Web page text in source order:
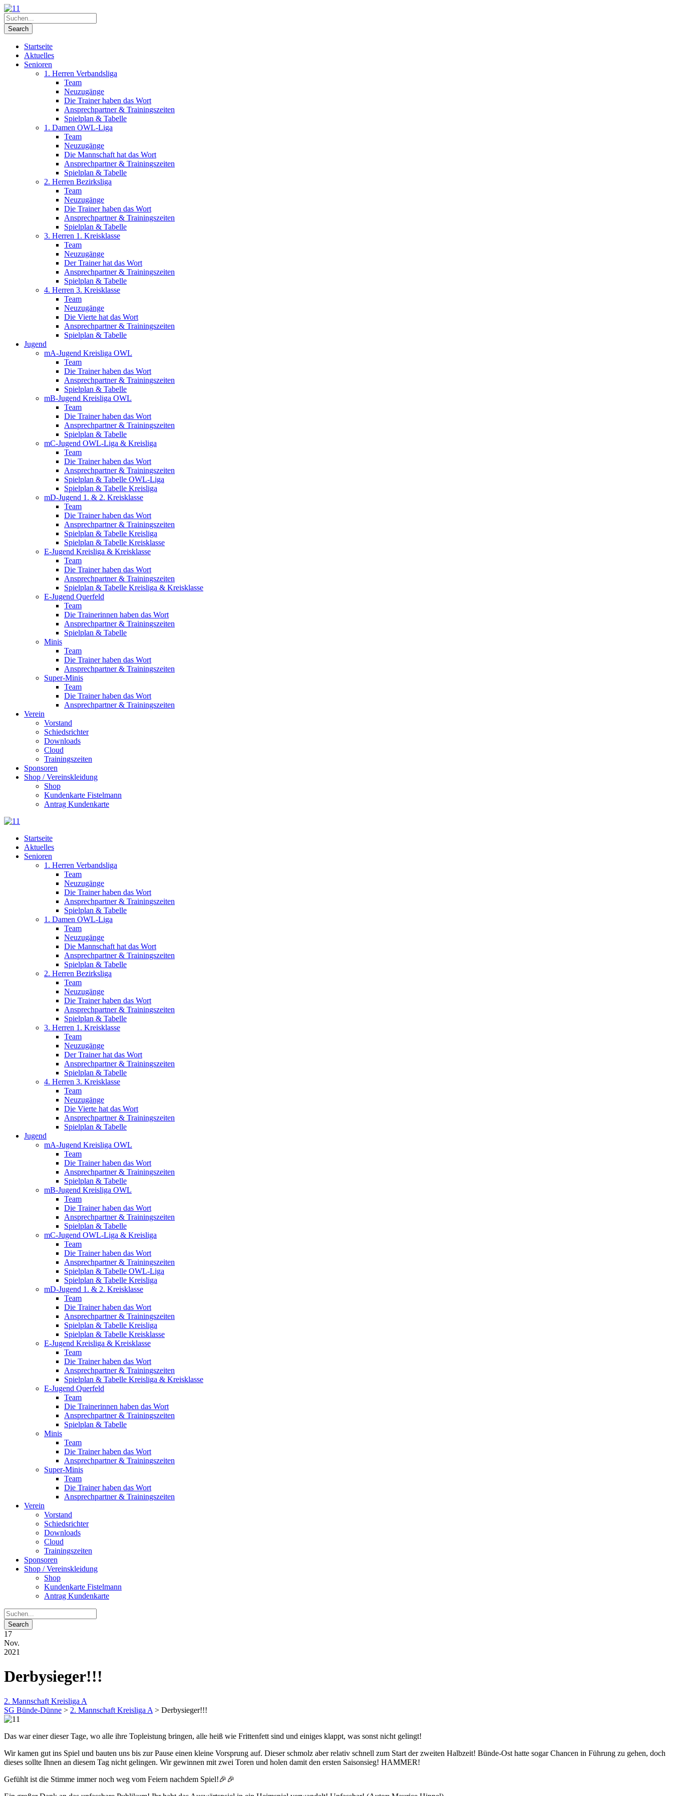
Startseite
Aktuelles
Senioren
1. Herren Verbandsliga
Team
Neuzugänge
Die Trainer haben das Wort
Ansprechpartner & Trainingszeiten
Spielplan & Tabelle
1. Damen OWL-Liga
Team
Neuzugänge
Die Mannschaft hat das Wort
Ansprechpartner & Trainingszeiten
Spielplan & Tabelle
2. Herren Bezirksliga
Team
Neuzugänge
Die Trainer haben das Wort
Ansprechpartner & Trainingszeiten
Spielplan & Tabelle
3. Herren 1. Kreisklasse
Team
Neuzugänge
Der Trainer hat das Wort
Ansprechpartner & Trainingszeiten
Spielplan & Tabelle
4. Herren 3. Kreisklasse
Team
Neuzugänge
Die Vierte hat das Wort
Ansprechpartner & Trainingszeiten
Spielplan & Tabelle
Jugend
mA-Jugend Kreisliga OWL
Team
Die Trainer haben das Wort
Ansprechpartner & Trainingszeiten
Spielplan & Tabelle
mB-Jugend Kreisliga OWL
Team
Die Trainer haben das Wort
Ansprechpartner & Trainingszeiten
Spielplan & Tabelle
mC-Jugend OWL-Liga & Kreisliga
Team
Die Trainer haben das Wort
Ansprechpartner & Trainingszeiten
Spielplan & Tabelle OWL-Liga
Spielplan & Tabelle Kreisliga
mD-Jugend 1. & 2. Kreisklasse
Team
Die Trainer haben das Wort
Ansprechpartner & Trainingszeiten
Spielplan & Tabelle Kreisliga
Spielplan & Tabelle Kreisklasse
E-Jugend Kreisliga & Kreisklasse
Team
Die Trainer haben das Wort
Ansprechpartner & Trainingszeiten
Spielplan & Tabelle Kreisliga & Kreisklasse
E-Jugend Querfeld
Team
Die Trainerinnen haben das Wort
Ansprechpartner & Trainingszeiten
Spielplan & Tabelle
Minis
Team
Die Trainer haben das Wort
Ansprechpartner & Trainingszeiten
Super-Minis
Team
Die Trainer haben das Wort
Ansprechpartner & Trainingszeiten
Verein
Vorstand
Schiedsrichter
Downloads
Cloud
Trainingszeiten
Sponsoren
Shop / Vereinskleidung
Shop
Kundenkarte Fistelmann
Antrag Kundenkarte
Startseite
Aktuelles
Senioren
1. Herren Verbandsliga
Team
Neuzugänge
Die Trainer haben das Wort
Ansprechpartner & Trainingszeiten
Spielplan & Tabelle
1. Damen OWL-Liga
Team
Neuzugänge
Die Mannschaft hat das Wort
Ansprechpartner & Trainingszeiten
Spielplan & Tabelle
2. Herren Bezirksliga
Team
Neuzugänge
Die Trainer haben das Wort
Ansprechpartner & Trainingszeiten
Spielplan & Tabelle
3. Herren 1. Kreisklasse
Team
Neuzugänge
Der Trainer hat das Wort
Ansprechpartner & Trainingszeiten
Spielplan & Tabelle
4. Herren 3. Kreisklasse
Team
Neuzugänge
Die Vierte hat das Wort
Ansprechpartner & Trainingszeiten
Spielplan & Tabelle
Jugend
mA-Jugend Kreisliga OWL
Team
Die Trainer haben das Wort
Ansprechpartner & Trainingszeiten
Spielplan & Tabelle
mB-Jugend Kreisliga OWL
Team
Die Trainer haben das Wort
Ansprechpartner & Trainingszeiten
Spielplan & Tabelle
mC-Jugend OWL-Liga & Kreisliga
Team
Die Trainer haben das Wort
Ansprechpartner & Trainingszeiten
Spielplan & Tabelle OWL-Liga
Spielplan & Tabelle Kreisliga
mD-Jugend 1. & 2. Kreisklasse
Team
Die Trainer haben das Wort
Ansprechpartner & Trainingszeiten
Spielplan & Tabelle Kreisliga
Spielplan & Tabelle Kreisklasse
E-Jugend Kreisliga & Kreisklasse
Team
Die Trainer haben das Wort
Ansprechpartner & Trainingszeiten
Spielplan & Tabelle Kreisliga & Kreisklasse
E-Jugend Querfeld
Team
Die Trainerinnen haben das Wort
Ansprechpartner & Trainingszeiten
Spielplan & Tabelle
Minis
Team
Die Trainer haben das Wort
Ansprechpartner & Trainingszeiten
Super-Minis
Team
Die Trainer haben das Wort
Ansprechpartner & Trainingszeiten
Verein
Vorstand
Schiedsrichter
Downloads
Cloud
Trainingszeiten
Sponsoren
Shop / Vereinskleidung
Shop
Kundenkarte Fistelmann
Antrag Kundenkarte
17
Nov.
2021
Derbysieger!!!
2. Mannschaft Kreisliga A
SG Bünde-Dünne > 2. Mannschaft Kreisliga A > Derbysieger!!!
Das war einer dieser Tage, wo alle ihre Topleistung bringen, alle heiß wie Frittenfett sind und einiges klappt, was sonst nicht gelingt!
Wir kamen gut ins Spiel und bauten uns bis zur Pause einen kleine Vorsprung auf. Dieser schmolz aber relativ schnell zum Start der zweiten Halbzeit! Bünde-Ost hatte sogar Chancen in Führung zu gehen, doch
dieses sollte Ihnen an diesem Tag nicht gelingen. Wir gewinnen mit zwei Toren und holen damit den ersten Saisonsieg! HAMMER!
Gefühlt ist die Stimme immer noch weg vom Feiern nachdem Spiel!🎉🎉